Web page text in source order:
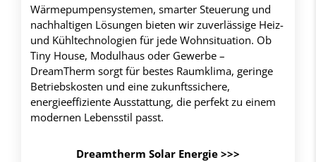
Wärmepumpensystemen, smarter Steuerung und
nachhaltigen Lösungen bieten wir zuverlässige Heiz-
und Kühltechnologien für jede Wohnsituation. Ob
Tiny House, Modulhaus oder Gewerbe –
DreamTherm sorgt für bestes Raumklima, geringe
Betriebskosten und eine zukunftssichere,
energieeffiziente Ausstattung, die perfekt zu einem
modernen Lebensstil passt.
Dreamtherm Solar Energie >>>